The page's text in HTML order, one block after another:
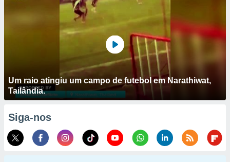
Um raio atingiu um campo de futebol em Narathiwat,
Tailândia.
Siga-nos